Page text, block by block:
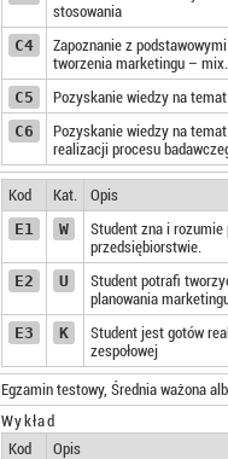
stosowania
C4
Zapoznanie z
tworzenia marketingu – mix.
C5
Pozyskanie wiedzy na
C6
Pozyskanie wiedzy na
realizacji procesu
Kod Kat.
Opis
E1
W
Student zna i rozumie
przedsiębiorstwie.
E2
U
Student potrafi
planowania
E3
K
Student jest gotów
zespołowej
Egzamin testowy, Średnia ważona
Wykład
Kod
Opis